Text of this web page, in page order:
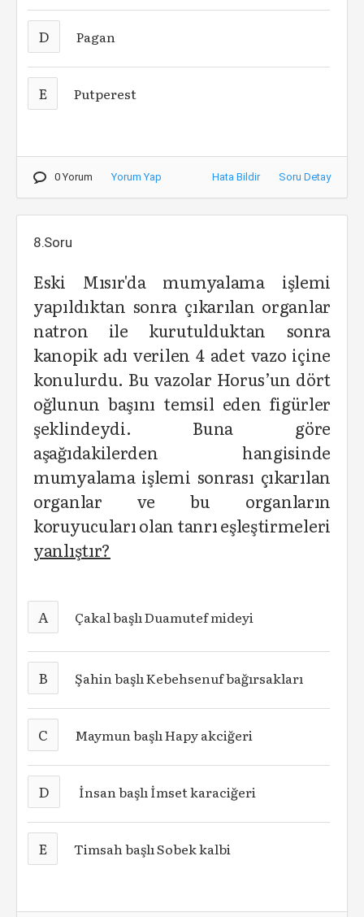
D Pagan
E Putperest
0 Yorum Yorum Yap Hata Bildir Soru Detay
8.Soru
Eski Mısır'da mumyalama işlemi
yapıldıktan sonra çıkarılan organlar
natron ile kurutulduktan sonra
kanopik adı verilen 4 adet vazo içine
konulurdu. Bu vazolar Horus’un dört
oğlunun başını temsil eden figürler
şeklindeydi. Buna göre
aşağıdakilerden hangisinde
mumyalama işlemi sonrası çıkarılan
organlar ve bu organların
koruyucuları olan tanrı eşleştirmeleri
yanlıştır?
A Çakal başlı Duamutef mideyi
B Şahin başlı Kebehsenuf bağırsakları
C Maymun başlı Hapy akciğeri
D İnsan başlı İmset karaciğeri
E Timsah başlı Sobek kalbi